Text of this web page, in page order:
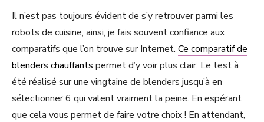
Il n’est pas toujours évident de s’y retrouver parmi les
robots de cuisine, ainsi, je fais souvent confiance aux
comparatifs que l’on trouve sur Internet. Ce comparatif de
blenders chauffants permet d’y voir plus clair. Le test à
été réalisé sur une vingtaine de blenders jusqu’à en
sélectionner 6 qui valent vraiment la peine. En espérant
que cela vous permet de faire votre choix ! En attendant,